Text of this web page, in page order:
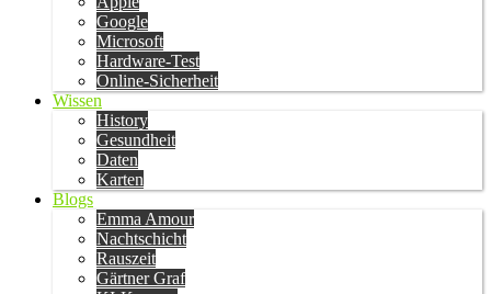
Google
Microsoft
Hardware-Test
Online-Sicherheit
Wissen
History
Gesundheit
Daten
Karten
Blogs
Emma Amour
Nachtschicht
Rauszeit
Gärtner Graf